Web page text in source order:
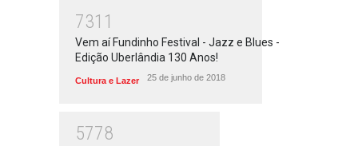
7311
Vem aí Fundinho Festival - Jazz e Blues -
Edição Uberlândia 130 Anos!
Cultura e Lazer 25 de junho de 2018
5778